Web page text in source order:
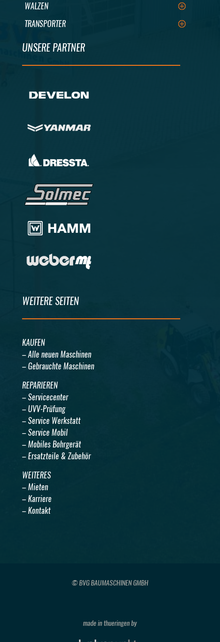
WALZEN
TRANSPORTER
UNSERE PARTNER
WEITERE SEITEN
KAUFEN
– Alle neuen Maschinen
– Gebrauchte Maschinen
REPARIEREN
– Servicecenter
– UVV-Prüfung
– Service Werkstatt
– Service Mobil
– Mobiles Bohrgerät
– Ersatzteile & Zubehör
WEITERES
– Mieten
– Karriere
– Kontakt
© BVG BAUMASCHINEN GMBH
made in thueringen by